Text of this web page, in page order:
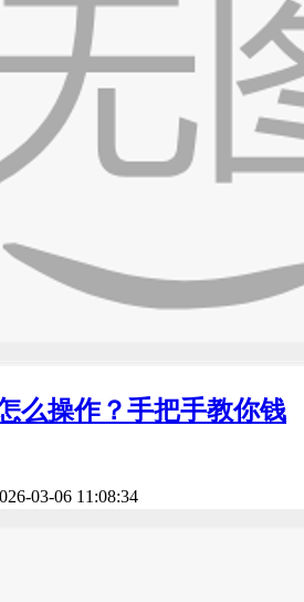
么操作？手把手教你钱
03-06 11:08:34